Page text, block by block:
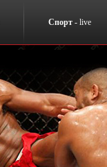
Спорт - live